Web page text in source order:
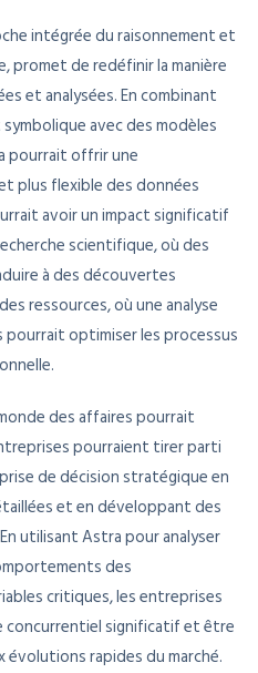
intégrée du raisonnement et
promet de redéfinir la manière
et analysées. En combinant
avec des modèles
pourrait offrir une
plus flexible des données
avoir un impact significatif
scientifique, où des
à des découvertes
ressources, où une analyse
optimiser les processus
des affaires pourrait
pourraient tirer parti
de décision stratégique en
et en développant des
utilisant Astra pour analyser
des
critiques, les entreprises
significatif et être
évolutions rapides du marché.